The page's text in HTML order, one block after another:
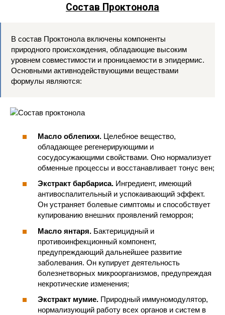
Состав Проктонола
В состав Проктонола включены компоненты
природного происхождения, обладающие высоким
уровнем совместимости и проницаемости в эпидермис.
Основными активнодействующими веществами
формулы являются:
Масло облепихи. Целебное вещество,
обладающее регенерирующими и
сосудосужающими свойствами. Оно нормализует
обменные процессы и восстанавливает тонус вен;
Экстракт барбариса. Ингредиент, имеющий
антивоспалительный и успокаивающий эффект.
Он устраняет болевые симптомы и способствует
купированию внешних проявлений геморроя;
Масло янтаря. Бактерицидный и
противоинфекционный компонент,
предупреждающий дальнейшее развитие
заболевания. Он купирует деятельность
болезнетворных микроорганизмов, предупреждая
некротические изменения;
Экстракт мумие. Природный иммуномодулятор,
нормализующий работу всех органов и систем в